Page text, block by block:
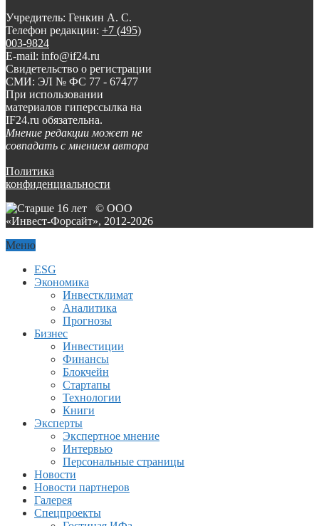
Учредитель: Генкин А. С.
Телефон редакции: +7 (495)
003-9824
E-mail: info@if24.ru
Свидетельство о регистрации
СМИ: ЭЛ № ФС 77 - 67477
При использовании
материалов гиперссылка на
IF24.ru обязательна.
Мнение редакции может не
совпадать с мнением автора
Политика
конфиденциальности
© ООО
«Инвест-Форсайт», 2012-2026
Меню
ESG
Экономика
Инвестклимат
Аналитика
Прогнозы
Бизнес
Инвестиции
Финансы
Блокчейн
Стартапы
Технологии
Книги
Эксперты
Экспертное мнение
Интервью
Персональные страницы
Новости
Новости партнеров
Галерея
Спецпроекты